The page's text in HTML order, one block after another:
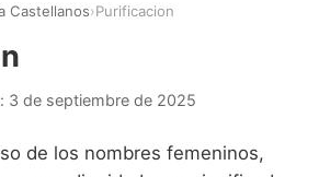
Niña que empiezan por D
de Niña Americanos
Castellanos›Purificacion
3 de septiembre de 2025
de los nombres femeninos,